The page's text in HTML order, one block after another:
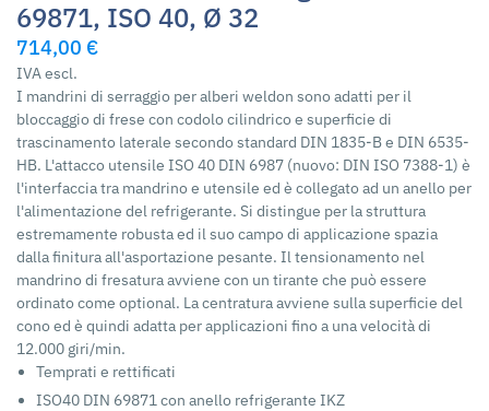
69871, ISO 40, Ø 32
714,00 €
IVA escl.
I mandrini di serraggio per alberi weldon sono adatti per il
bloccaggio di frese con codolo cilindrico e superficie di
trascinamento laterale secondo standard DIN 1835-B e DIN 6535-
HB. L'attacco utensile ISO 40 DIN 6987 (nuovo: DIN ISO 7388-1) è
l'interfaccia tra mandrino e utensile ed è collegato ad un anello per
l'alimentazione del refrigerante. Si distingue per la struttura
estremamente robusta ed il suo campo di applicazione spazia
dalla finitura all'asportazione pesante. Il tensionamento nel
mandrino di fresatura avviene con un tirante che può essere
ordinato come optional. La centratura avviene sulla superficie del
cono ed è quindi adatta per applicazioni fino a una velocità di
12.000 giri/min.
Temprati e rettificati
ISO40 DIN 69871 con anello refrigerante IKZ